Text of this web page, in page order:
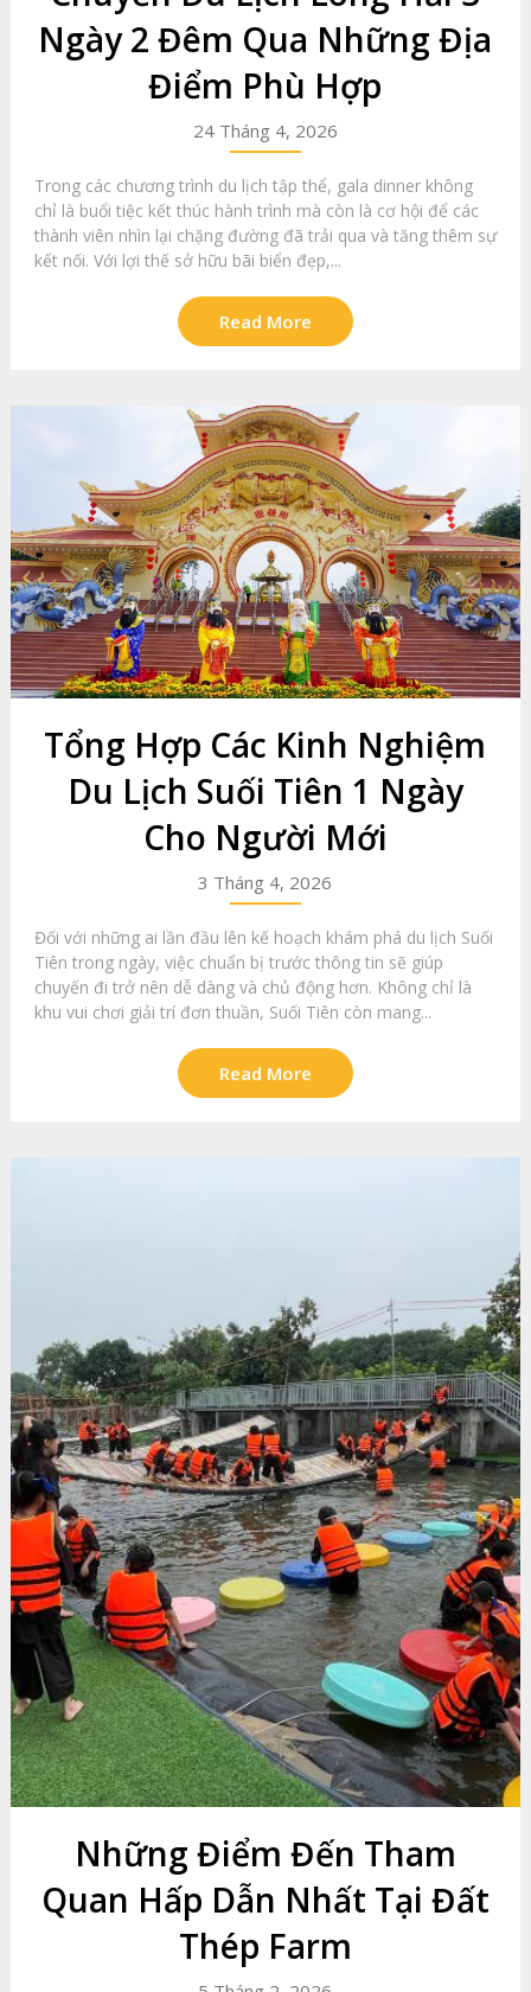
Ngày 2 Đêm Qua Những Địa
Điểm Phù Hợp
24 Tháng 4, 2026
Trong các chương trình du lịch tập thể, gala dinner không
chỉ là buổi tiệc kết thúc hành trình mà còn là cơ hội để các
thành viên nhìn lại chặng đường đã trải qua và tăng thêm sự
kết nối. Với lợi thế sở hữu bãi biển đẹp,...
Read More
Tổng Hợp Các Kinh Nghiệm
Du Lịch Suối Tiên 1 Ngày
Cho Người Mới
3 Tháng 4, 2026
Đối với những ai lần đầu lên kế hoạch khám phá du lịch Suối
Tiên trong ngày, việc chuẩn bị trước thông tin sẽ giúp
chuyến đi trở nên dễ dàng và chủ động hơn. Không chỉ là
khu vui chơi giải trí đơn thuần, Suối Tiên còn mang...
Read More
Những Điểm Đến Tham
Quan Hấp Dẫn Nhất Tại Đất
Thép Farm